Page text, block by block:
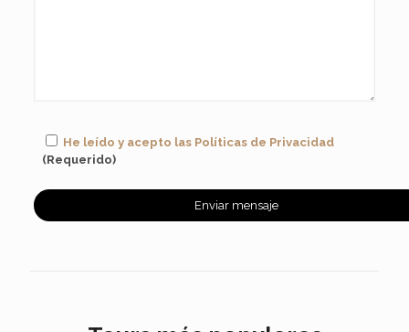
He leído y acepto las Políticas de Privacidad
(Requerido)